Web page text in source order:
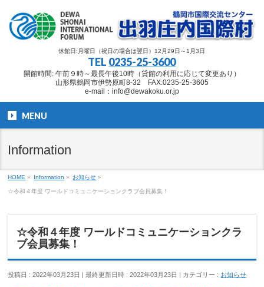
休館日:月曜日（祝日の場合は翌日）12月29日～1月3日
TEL 0235-25-3600
開館時間: 午前９時～最長午後10時（貸館の利用に応じて変更あり）
山形県鶴岡市伊勢原町8-32 FAX:0235-25-3605
e-mail：info@dewakoku.or.jp
MENU
Information
HOME » Information » お知らせ »
☆令和４年度 ワールドコミュニケーションクラブ会員募集！
☆令和４年度 ワールドコミュニケーションクラ
ブ会員募集！
投稿日 : 2022年03月23日 最終更新日時 : 2022年03月23日 カテゴリー : お知らせ